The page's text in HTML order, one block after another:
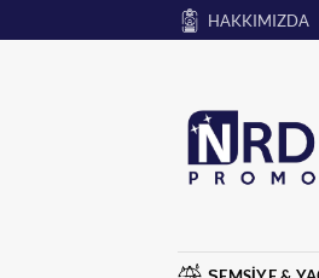
atla
HAKKIMIZDA